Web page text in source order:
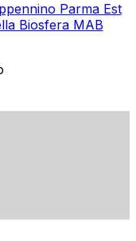
Parma Est
Biosfera MAB